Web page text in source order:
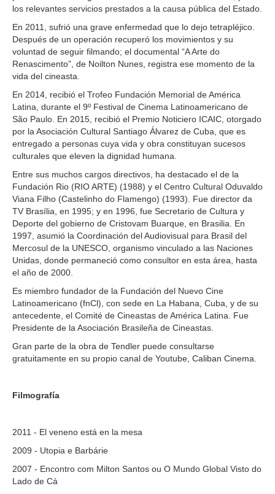
los relevantes servicios prestados a la causa pública del Estado.
En 2011, sufrió una grave enfermedad que lo dejo tetrapléjico.
Después de un operación recuperó los movimientos y su
voluntad de seguir filmando; el documental “A Arte do
Renascimento”, de Noilton Nunes, registra ese momento de la
vida del cineasta.
En 2014, recibió el Trofeo Fundación Memorial de América
Latina, durante el 9º Festival de Cinema Latinoamericano de
São Paulo. En 2015, recibió el Premio Noticiero ICAIC, otorgado
por la Asociación Cultural Santiago Álvarez de Cuba, que es
entregado a personas cuya vida y obra constituyan sucesos
culturales que eleven la dignidad humana.
Entre sus muchos cargos directivos, ha destacado el de la
Fundación Rio (RIO ARTE) (1988) y el Centro Cultural Oduvaldo
Viana Filho (Castelinho do Flamengo) (1993). Fue director da
TV Brasília, en 1995; y en 1996, fue Secretario de Cultura y
Deporte del gobierno de Cristovam Buarque, en Brasilia. En
1997, asumió la Coordinación del Audiovisual para Brasil del
Mercosul de la UNESCO, organismo vinculado a las Naciones
Unidas, donde permaneció como consultor en esta área, hasta
el año de 2000.
Es miembro fundador de la Fundación del Nuevo Cine
Latinoamericano (fnCl), con sede en La Habana, Cuba, y de su
antecedente, el Comité de Cineastas de América Latina. Fue
Presidente de la Asociación Brasileña de Cineastas.
Gran parte de la obra de Tendler puede consultarse
gratuitamente en su propio canal de Youtube, Caliban Cinema.
Filmografía
2011 - El veneno está en la mesa
2009 - Utopia e Barbárie
2007 - Encontro com Milton Santos ou O Mundo Global Visto do
Lado de Cá